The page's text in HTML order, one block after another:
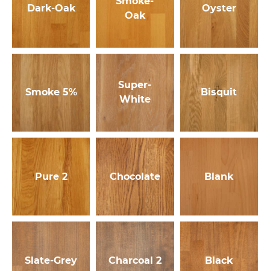
Dark-Oak
Oak
Oyster
Smoke 5%
Super-
White
Bisquit
Pure 2 Chocolate Blank
Slate-Grey Charcoal 2 Black